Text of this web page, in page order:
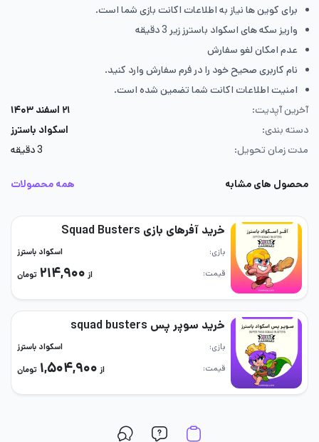
برای کوین ها نیاز به اطلاعات اکانت بازی شما است.
واریز سکه های اسکواد باسترز زیر 3 دقیقه
عدم امکان لغو سفارش
نام کاربری صحیح خود را در فرم سفارش وارد کنید.
امنیت اطلاعات اکانت شما تضمین شده است.
آخرین آپدیت:
۲۱ اسفند ۱۴۰۳
دسته بندی:
اسکواد باسترز
مدت زمان تحویل:
3 دقیقه
محصول های مشابه همه محصولات
خرید آفرهای بازی Squad Busters
بازی
اسکواد باسترز
قیمت
از ۲۱۴,۹۰۰ تومان
خرید سوپر پس squad busters
بازی
اسکواد باسترز
قیمت
از ۱,۵۰۴,۹۰۰ تومان